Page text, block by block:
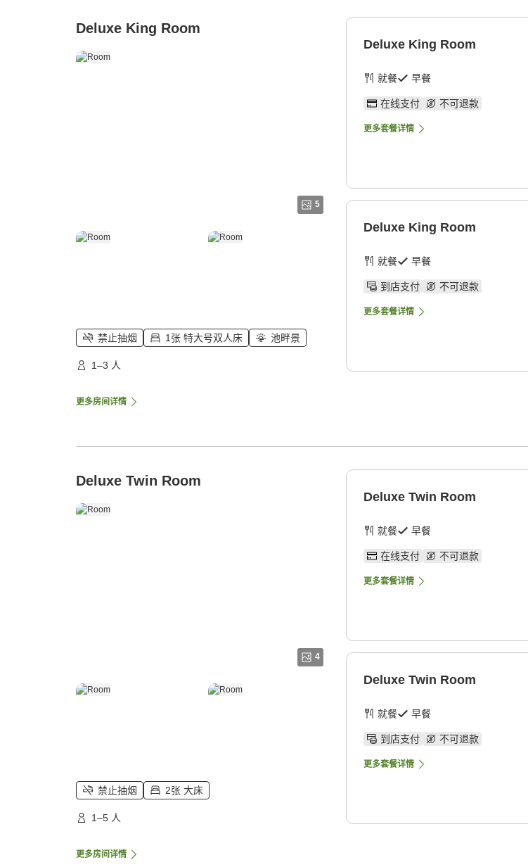
Deluxe King Room
5
禁止抽烟 1张 特大号双人床 池畔景
1–3 人
更多房间详情
Deluxe King Room
就餐 早餐
在线支付 不可退款
更多套餐详情
Deluxe King Room
就餐 早餐
到店支付 不可退款
更多套餐详情
Deluxe Twin Room
4
禁止抽烟 2张 大床
1–5 人
更多房间详情
Deluxe Twin Room
就餐 早餐
在线支付 不可退款
更多套餐详情
Deluxe Twin Room
就餐 早餐
到店支付 不可退款
更多套餐详情